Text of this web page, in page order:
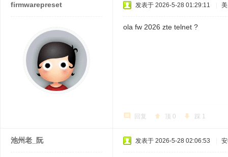
firmwarepreset 发表于 2026-5-28 01:29:11
ola fw 2026 zte telnet ?
回复 顶 0 踩 1
池州老_阮 发表于 2026-5-28 02:06:53